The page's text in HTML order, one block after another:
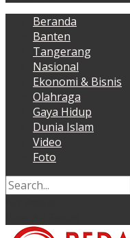
Beranda
Banten
Tangerang
Nasional
Ekonomi & Bisnis
Olahraga
Gaya Hidup
Dunia Islam
Video
Foto